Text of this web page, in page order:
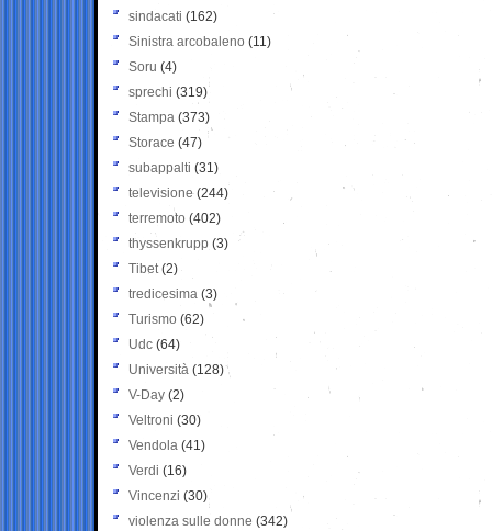
sindacati (162)
Sinistra arcobaleno (11)
Soru (4)
sprechi (319)
Stampa (373)
Storace (47)
subappalti (31)
televisione(244)
terremoto (402)
thyssenkrupp (3)
Tibet(2)
tredicesima (3)
Turismo (62)
Udc (64)
Università (128)
V-Day (2)
Veltroni (30)
Vendola (41)
Verdi (16)
Vincenzi (30)
violenza sulle donne (342)